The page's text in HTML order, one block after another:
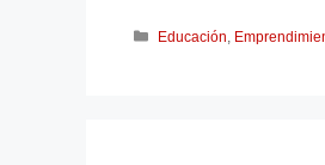
Educación